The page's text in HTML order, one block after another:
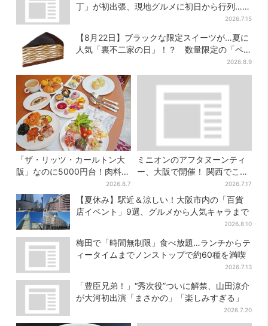
丁」が初出張、現地グルメに初日から行列…お
2026.7.15
【8月22日】ブラックな限定スイーツが…夏に
人気「裏不二家の日」！？ 数量限定の「ペ
2026.8.9
「ザ・リッツ・カールトン大
阪」なのに5000円台！肉料
理、スイーツ、パンまで…約
50種類が食べ放題
2026.8.7
ミニオンのアフタヌーンティ
ー、大阪で開催！ 関西でここ
だけ…そっくりすぎるスイー
ツも
2026.7.17
【夏休み】駅近＆涼しい！大阪市内の「百貨
店イベント」9選、グルメから人気キャラまで
2026.8.10
梅田で「時間無制限」食べ放題…ランチからテ
ィータイムまでノンストップで約60種を満喫
2026.7.13
「豊臣兄弟！」“秀次役”ついに解禁、山田涼介
が大河初出演「まさかの」「楽しみすぎる」
2026.7.20